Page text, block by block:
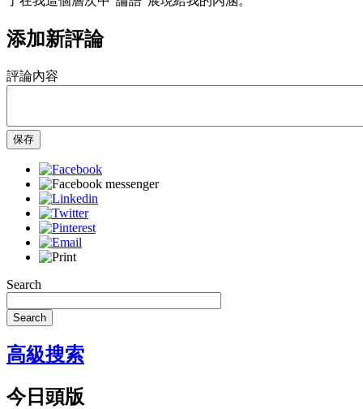
添加新評論
評論內容
保存
Search
Search
高級搜索
今日頭版